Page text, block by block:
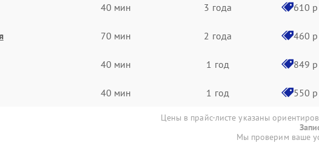
40 мин 3 года 610 р
70 мин 2 года 460 р
40 мин 1 год 849 р
40 мин 1 год 550 р
Цены в прайс-листе указаны
Мы проверим ваше